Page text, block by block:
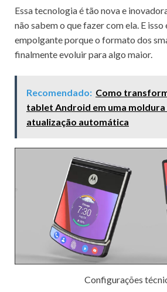
Essa tecnologia é tão nova e
não sabem o que fazer com ela. E isso
empolgante porque o formato dos
finalmente evoluir para algo maior.
Recomendado: Como
tablet Android em uma
atualização automática
Configurações